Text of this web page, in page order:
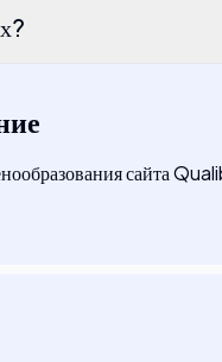
сайта